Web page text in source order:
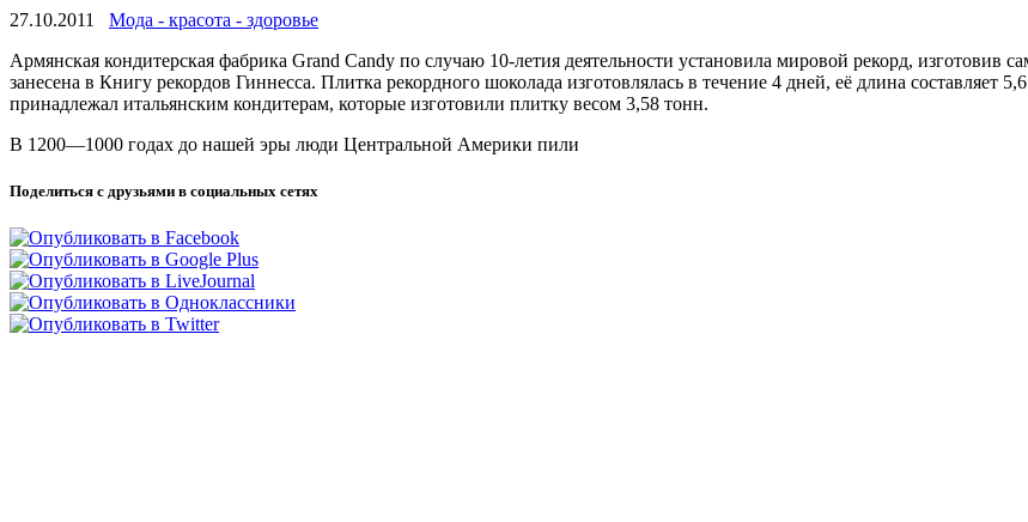
27.10.2011
Мода - красота - здоровье
Армянская кондитерская фабрика Grand Candy по случаю 10-летия деятельности установила мировой рекорд,
занесена в Книгу рекордов Гиннесса. Плитка рекордного шоколада изготовлялась в течение 4 дней, её длина
принадлежал итальянским кондитерам, которые изготовили плитку весом 3,58 тонн.
В 1200—1000 годах до нашей эры люди Центральной Америки пили
Поделиться с друзьями в социальных сетях